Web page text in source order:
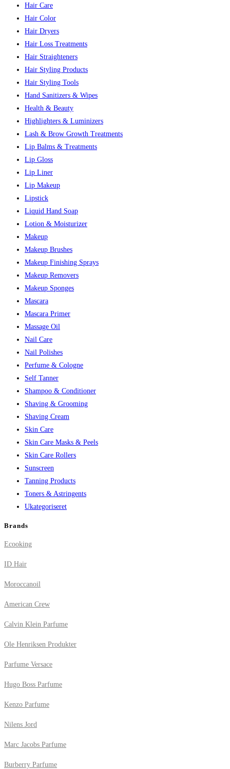
Hair Care
Hair Color
Hair Dryers
Hair Loss Treatments
Hair Straighteners
Hair Styling Products
Hair Styling Tools
Hand Sanitizers & Wipes
Health & Beauty
Highlighters & Luminizers
Lash & Brow Growth Treatments
Lip Balms & Treatments
Lip Gloss
Lip Liner
Lip Makeup
Lipstick
Liquid Hand Soap
Lotion & Moisturizer
Makeup
Makeup Brushes
Makeup Finishing Sprays
Makeup Removers
Makeup Sponges
Mascara
Mascara Primer
Massage Oil
Nail Care
Nail Polishes
Perfume & Cologne
Self Tanner
Shampoo & Conditioner
Shaving & Grooming
Shaving Cream
Skin Care
Skin Care Masks & Peels
Skin Care Rollers
Sunscreen
Tanning Products
Toners & Astringents
Ukategoriseret
Brands
Ecooking
ID Hair
Moroccanoil
American Crew
Calvin Klein Parfume
Ole Henriksen Produkter
Parfume Versace
Hugo Boss Parfume
Kenzo Parfume
Nilens Jord
Marc Jacobs Parfume
Burberry Parfume